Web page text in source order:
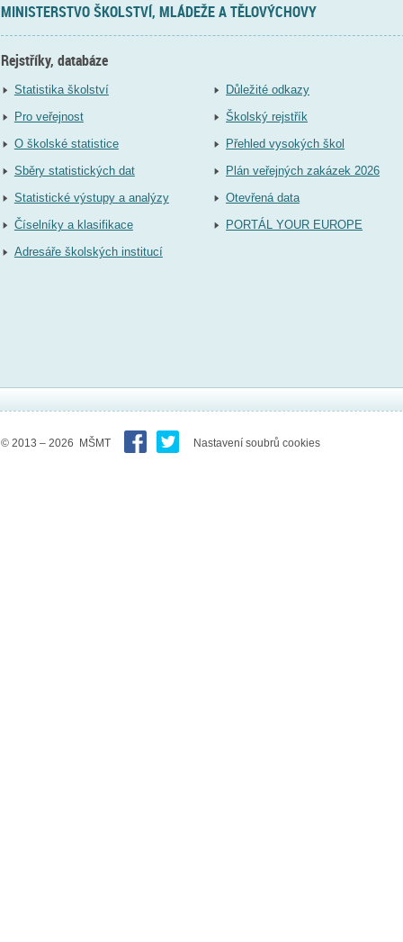
MINISTERSTVO ŠKOLSTVÍ, MLÁDEŽE A TĚLOVÝCHOVY
Rejstříky, databáze
Statistika školství
Pro veřejnost
O školské statistice
Sběry statistických dat
Statistické výstupy a analýzy
Číselníky a klasifikace
Adresáře školských institucí
Důležité odkazy
Školský rejstřík
Přehled vysokých škol
Plán veřejných zakázek 2026
Otevřená data
PORTÁL YOUR EUROPE
© 2013 – 2026 MŠMT Nastavení soubrů cookies